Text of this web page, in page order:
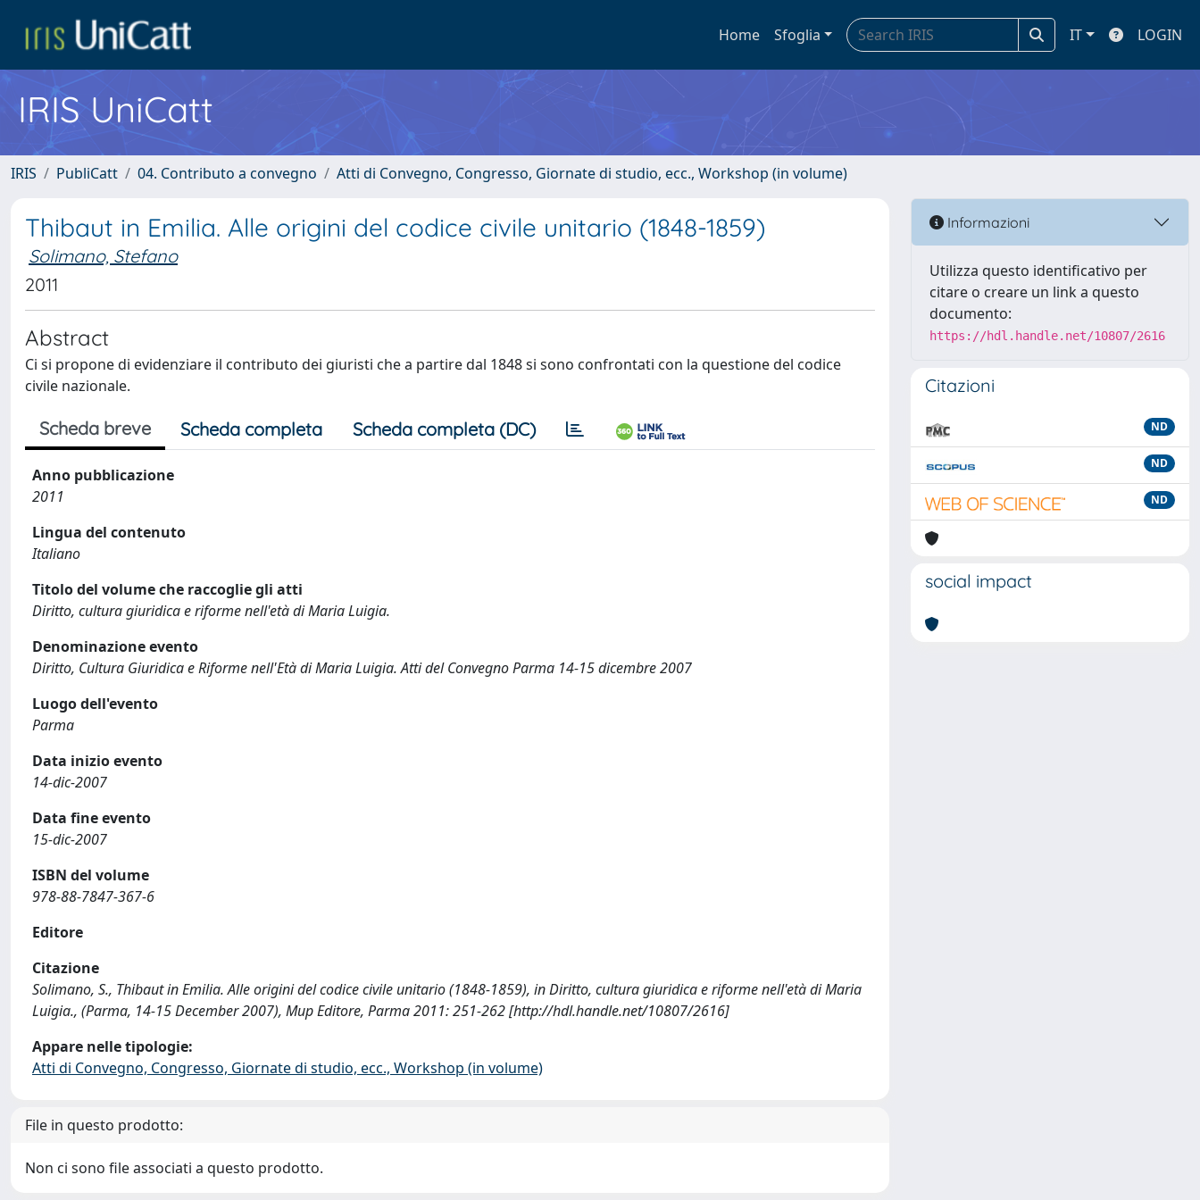
Home Sfoglia IT LOGIN
IRIS UniCatt
IRIS PubliCatt 04. Contributo a convegno Atti di Convegno, Congresso, Giornate di studio, ecc., Workshop (in volume)
Thibaut in Emilia. Alle origini del codice civile unitario (1848-1859)
Solimano, Stefano
2011
Abstract
Ci si propone di evidenziare il contributo dei giuristi che a partire dal 1848 si sono confrontati con la questione del codice
civile nazionale.
Scheda breve Scheda completa Scheda completa (DC)
Anno pubblicazione
2011
Lingua del contenuto
Italiano
Titolo del volume che raccoglie gli atti
Diritto, cultura giuridica e riforme nell'età di Maria Luigia.
Denominazione evento
Diritto, Cultura Giuridica e Riforme nell'Età di Maria Luigia. Atti del Convegno Parma 14-15 dicembre 2007
Luogo dell'evento
Parma
Data inizio evento
14-dic-2007
Data fine evento
15-dic-2007
ISBN del volume
978-88-7847-367-6
Editore
Citazione
Solimano, S., Thibaut in Emilia. Alle origini del codice civile unitario (1848-1859), in Diritto, cultura giuridica e riforme nell'età di Maria
Luigia., (Parma, 14-15 December 2007), Mup Editore, Parma 2011: 251-262 [http://hdl.handle.net/10807/2616]
Appare nelle tipologie:
Atti di Convegno, Congresso, Giornate di studio, ecc., Workshop (in volume)
File in questo prodotto:
Non ci sono file associati a questo prodotto.
Informazioni
Utilizza questo identificativo per
citare o creare un link a questo
documento:
https://hdl.handle.net/10807/2616
Citazioni
ND
ND
ND
social impact